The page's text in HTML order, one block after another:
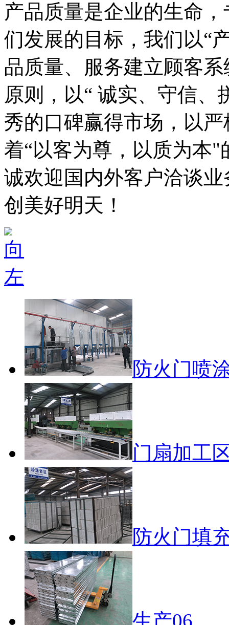
产品质量是企业的生命
们发展的目标，我们以“
品质量、服务建立顾客
原则，以“ 诚实、守信、
秀的口碑赢得市场，以
着“以客为尊，以质为本
诚欢迎国内外客户洽谈
创美好明天！
防火门喷
门扇加工
防火门填